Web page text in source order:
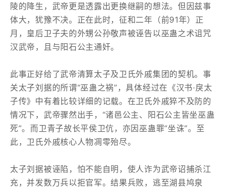
陵的降生，武帝更是透露出更换继嗣的想法。但因兹事
体大，犹豫不决。正在此时，征和二年（前91年）正
月，皇后卫子夫的外甥公孙敬声被诬告以巫蛊之术诅咒
汉武帝，且与阳石公主通奸。
此事正好给了武帝清算太子及卫氏外戚集团的契机。事
关太子刘据的所谓“巫蛊之祸”，具体经过在《汉书·戾太
子传》中有着比较详细的记载。在卫氏外戚猝不及防的
情况下，武帝骤然出手，“诸邑公主、阳石公主皆坐巫蛊
死”。而卫青子故长平侯卫伉，亦因巫蛊罪“坐诛”。至
此，卫氏外戚核心人物凋零殆尽。
太子刘据被诬陷，怕不能自明，使人诈为武帝诏捕杀江
充，并发数万兵以拒官军。结果兵败，逃至湖县鸠泉